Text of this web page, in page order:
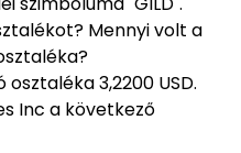
Mennyi volt a
3,2200 USD.
Inc a következő